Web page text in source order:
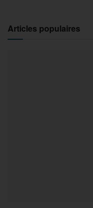
Articles populaires